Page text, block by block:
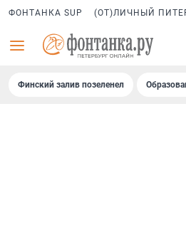
ФОНТАНКА SUP (ОТ)ЛИЧНЫЙ
Финский залив позеленел